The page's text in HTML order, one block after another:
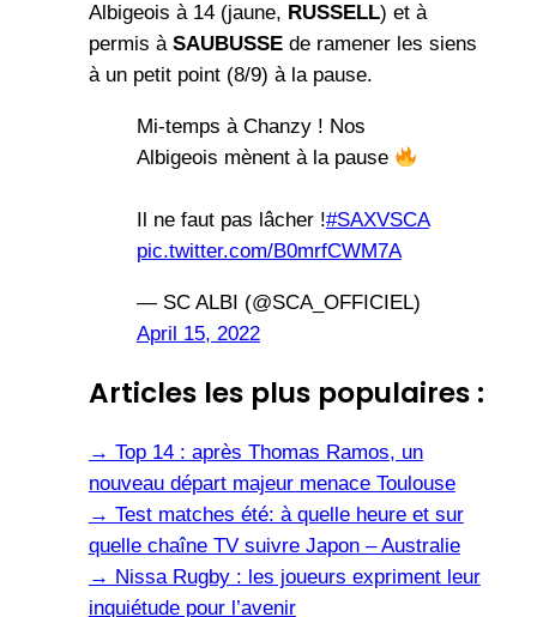
Albigeois à 14 (jaune, RUSSELL) et à
permis à SAUBUSSE de ramener les siens
à un petit point (8/9) à la pause.
Mi-temps à Chanzy ! Nos
Albigeois mènent à la pause
Il ne faut pas lâcher !#SAXVSCA
pic.twitter.com/B0mrfCWM7A
— SC ALBI (@SCA_OFFICIEL)
April 15, 2022
Articles les plus populaires :
→ Top 14 : après Thomas Ramos, un
nouveau départ majeur menace Toulouse
→ Test matches été: à quelle heure et sur
quelle chaîne TV suivre Japon – Australie
→ Nissa Rugby : les joueurs expriment leur
inquiétude pour l’avenir